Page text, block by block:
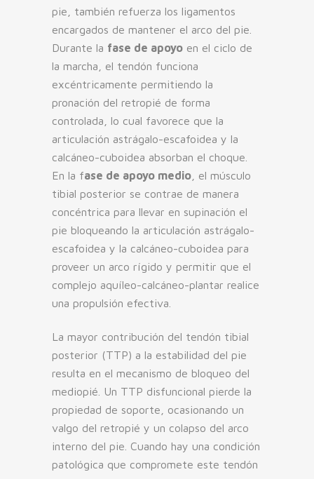
pie, también refuerza los ligamentos
encargados de mantener el arco del pie.
Durante la fase de apoyo en el ciclo de
la marcha, el tendón funciona
excéntricamente permitiendo la
pronación del retropié de forma
controlada, lo cual favorece que la
articulación astrágalo-escafoidea y la
calcáneo-cuboidea absorban el choque.
En la fase de apoyo medio , el músculo
tibial posterior se contrae de manera
concéntrica para llevar en supinación el
pie bloqueando la articulación astrágalo-
escafoidea y la calcáneo-cuboidea para
proveer un arco rígido y permitir que el
complejo aquíleo-calcáneo-plantar realice
una propulsión efectiva.
La mayor contribución del tendón tibial
posterior (TTP) a la estabilidad del pie
resulta en el mecanismo de bloqueo del
mediopié. Un TTP disfuncional pierde la
propiedad de soporte, ocasionando un
valgo del retropié y un colapso del arco
interno del pie. Cuando hay una condición
patológica que compromete este tendón